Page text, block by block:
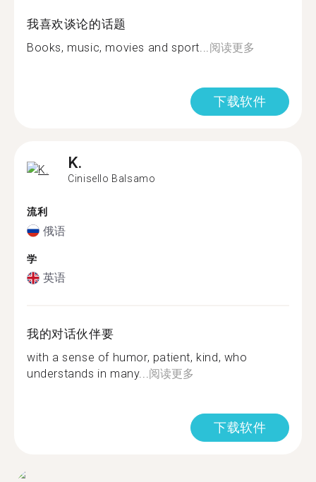
我喜欢谈论的话题
Books, music, movies and sport...阅读更多
下载软件
K.
Cinisello Balsamo
流利
俄语
学
英语
我的对话伙伴要
with a sense of humor, patient, kind, who
understands in many...阅读更多
下载软件